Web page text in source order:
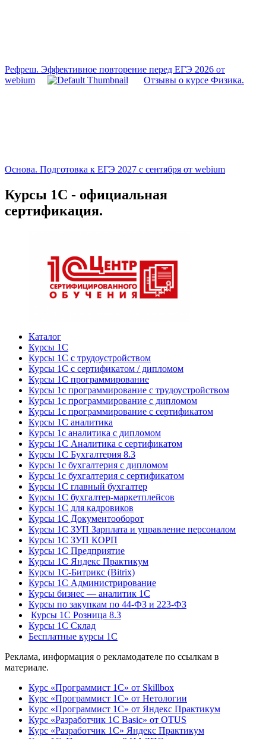
Рефреш. Эффективное повторение перед ЕГЭ 2026 от
webium
Отзывы о курсе Физика.
Основа. Подготовка к ЕГЭ 2027 с сентября от webium
Курсы 1С - официальная
сертификация.
Каталог
Курсы 1С
Курсы 1С с трудоустройством
Курсы 1С с сертификатом / дипломом
Курсы 1С программирование
Курсы 1с программирование с трудоустройством
Курсы 1с программирование с дипломом
Курсы 1с программирование с сертификатом
Курсы 1С аналитика
Курсы 1с аналитика с дипломом
Курсы 1С Аналитика с сертификатом
Курсы 1С Бухгалтерия 8.3
Курсы 1с бухгалтерия с дипломом
Курсы 1с бухгалтерия с сертификатом
Курсы 1С главный бухгалтер
Курсы 1С бухгалтер-маркетплейсов
Курсы 1С для кадровиков
Курсы 1С Документооборот
Курсы 1С ЗУП Зарплата и управление персоналом
Курсы 1С ЗУП КОРП
Курсы 1С Предприятие
Курсы 1С Яндекс Практикум
Курсы 1С-Битрикс (Bitrix)
Курсы 1С Администрирование
Курсы бизнес — аналитик 1С
Курсы по закупкам по 44‑ФЗ и 223‑ФЗ
Курсы 1С Розница 8.3
Курсы 1С Склад
Бесплатные курсы 1С
Реклама, информация о рекламодателе по ссылкам в
материале.
Курс «Программист 1С» от Skillbox
Курс «Программист 1С» от Нетологии
Курс «Программист 1С» от Яндекс Практикум
Курс «Разработчик 1С Basic» от OTUS
Курс «Разработчик 1С» Яндекс Практикум